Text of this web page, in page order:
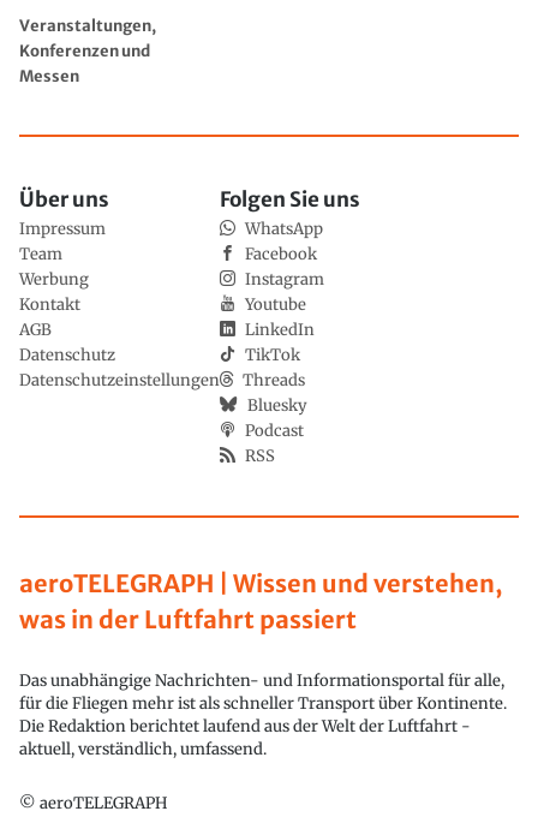
Veranstaltungen,
Konferenzen und
Messen
aeroTELEGRAPH | Wissen und verstehen,
was in der Luftfahrt passiert
Das unabhängige Nachrichten- und Informationsportal für alle,
für die Fliegen mehr ist als schneller Transport über Kontinente.
Die Redaktion berichtet laufend aus der Welt der Luftfahrt -
aktuell, verständlich, umfassend.
© aeroTELEGRAPH
Über uns
Impressum
Team
Werbung
Kontakt
AGB
Datenschutz
Datenschutzeinstellungen
Folgen Sie uns
WhatsApp
Facebook
Instagram
Youtube
LinkedIn
TikTok
Threads
Bluesky
Podcast
RSS